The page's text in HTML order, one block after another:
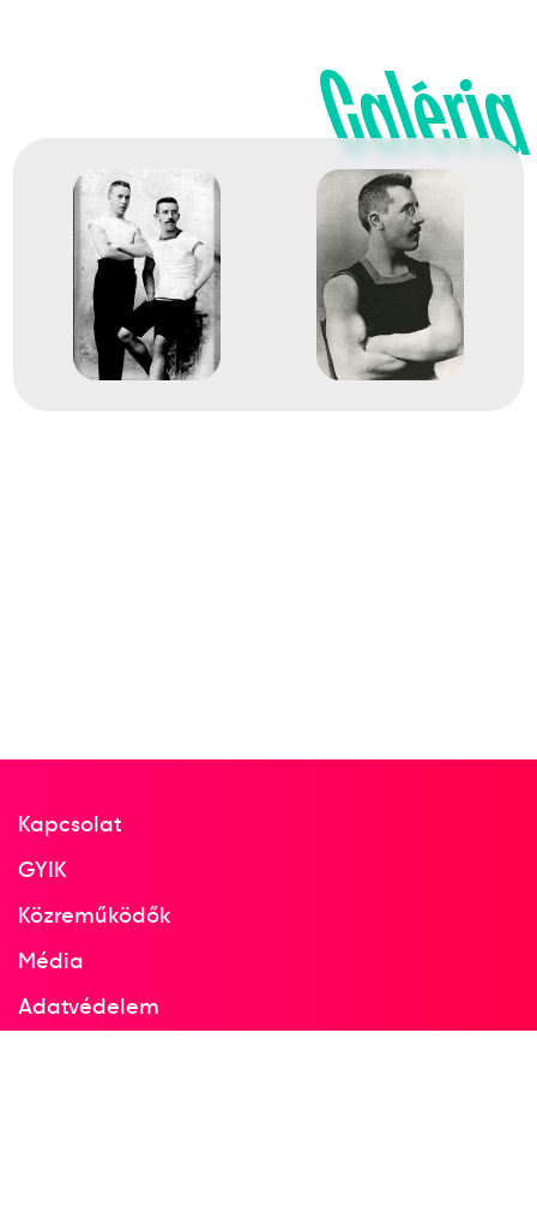
Galéria
Kapcsolat
GYIK
Közreműködők
Média
Adatvédelem